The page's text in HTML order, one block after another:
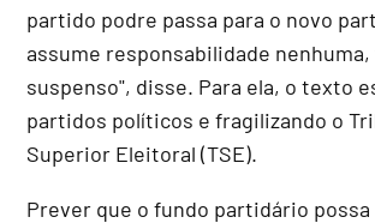
partido podre passa para o novo
assume responsabilidade
suspenso", disse. Para ela, o texto
partidos políticos e fragilizando o
Superior Eleitoral (TSE).
Prever que o fundo partidário possa